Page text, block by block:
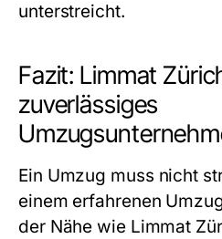
unterstreicht.
Fazit: Limmat
zuverlässiges
Ein Umzug muss nicht
einem erfahrenen
der Nähe wie Limmat